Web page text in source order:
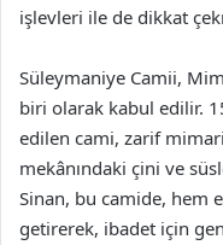
işlevleri ile de dikkat
Süleymaniye Camii,
biri olarak kabul edilir.
edilen cami, zarif
mekânındaki çini ve
Sinan, bu camide, hem
getirerek, ibadet için